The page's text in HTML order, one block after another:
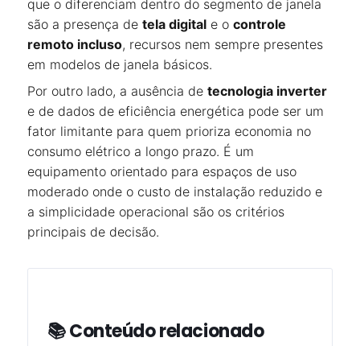
que o diferenciam dentro do segmento de janela
são a presença de tela digital e o controle
remoto incluso, recursos nem sempre presentes
em modelos de janela básicos.
Por outro lado, a ausência de tecnologia inverter
e de dados de eficiência energética pode ser um
fator limitante para quem prioriza economia no
consumo elétrico a longo prazo. É um
equipamento orientado para espaços de uso
moderado onde o custo de instalação reduzido e
a simplicidade operacional são os critérios
principais de decisão.
📚 Conteúdo relacionado